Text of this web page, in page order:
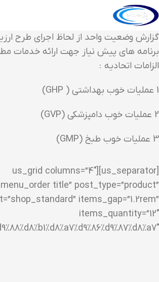
گزارش وضعیت واحد از لحاظ اجرای طرح
برنامه های پیش نیاز جهت ارائه خدمات
الزامات اتحادیه :
1 عملیات خوب بهداشتی ( GHP)
2 عملیات خوب دامپزشکی (GVP)
3 عملیات خوب طبخ (GMP)
[us_separator][us_grid columns=”4″
title” post_type=”product”
items_gap=”1.2rem”
items_quantity=”12″